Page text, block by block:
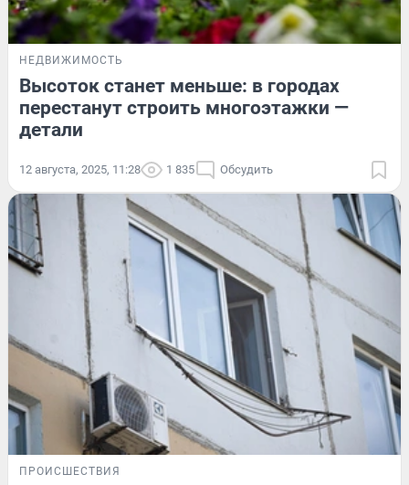
НЕДВИЖИМОСТЬ
Высоток станет меньше: в городах
перестанут строить многоэтажки —
детали
12 августа, 2025, 11:28 1 835 Обсудить
ПРОИСШЕСТВИЯ